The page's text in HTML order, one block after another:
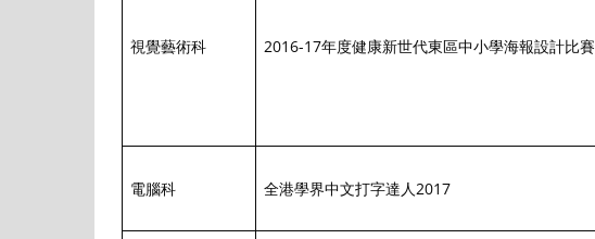
視覺藝術科 2016-17年度健康新世代東區中小學海報設計比賽
電腦科 全港學界中文打字達人2017